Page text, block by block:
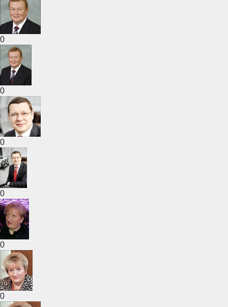
0
0
0
0
0
0